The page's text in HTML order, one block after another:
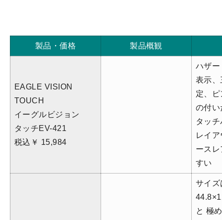
製品・価格 製品概観
EAGLE VISION
TOUCH
イーグルビジョン
タッチEV-421
税込￥ 15,984
ハザ
表示
定、
の付
タッ
レイ
ース
すい
サイズ
と 極